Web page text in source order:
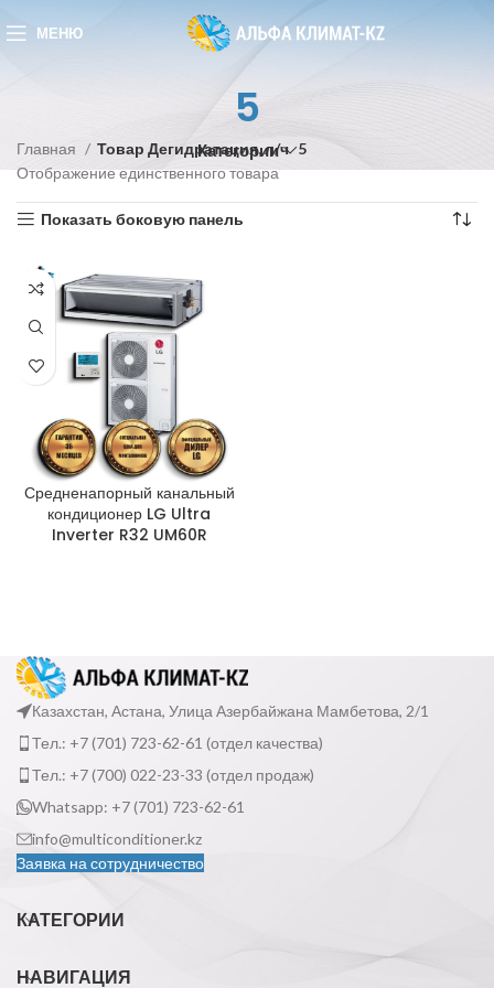
МЕНЮ
5
Категории
Главная Товар Дегидратация, л/ч 5
Отображение единственного товара
Показать боковую панель
Средненапорный канальный
кондиционер LG Ultra
Inverter R32 UM60R
Казахстан, Астана, Улица Азербайжана Мамбетова, 2/1
Тел.: +7 (701) 723-62-61 (отдел качества)
Тел.: +7 (700) 022-23-33 (отдел продаж)
Whatsapp: +7 (701) 723-62-61
info@multiconditioner.kz
Заявка на сотрудничество
КАТЕГОРИИ
НАВИГАЦИЯ